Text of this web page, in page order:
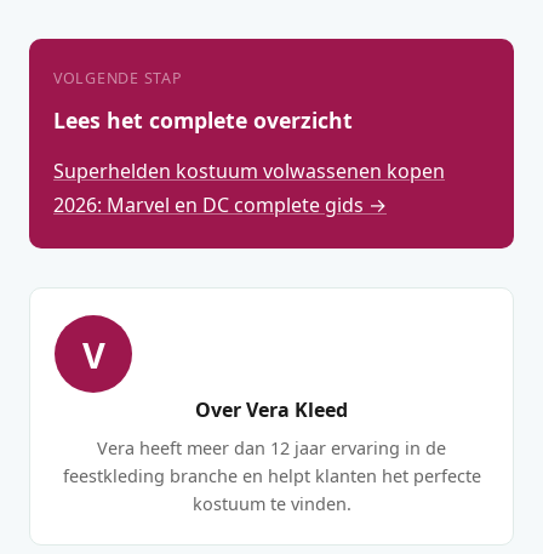
VOLGENDE STAP
Lees het complete overzicht
Superhelden kostuum volwassenen kopen
2026: Marvel en DC complete gids →
V
Over Vera Kleed
Vera heeft meer dan 12 jaar ervaring in de
feestkleding branche en helpt klanten het perfecte
kostuum te vinden.